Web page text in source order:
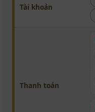
Tài khoản
Thanh toán